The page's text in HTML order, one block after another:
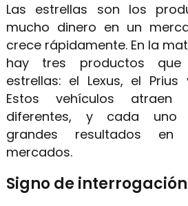
Las estrellas son los
mucho dinero en un
crece rápidamente. En la
hay tres productos que
estrellas: el Lexus, el
Estos vehículos atraen
diferentes, y cada uno
grandes resultados en
mercados.
Signo de interrogación